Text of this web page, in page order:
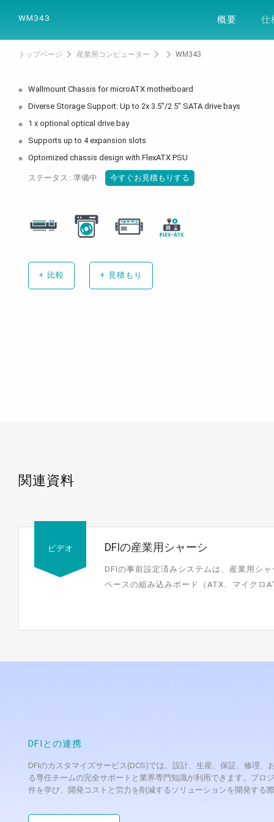
ソリュ
WM343 概要 仕
トップページ 産業用コンピューター WM343
Wallmount Chassis for microATX motherboard
Diverse Storage Support: Up to 2x 3.5"/2.5" SATA drive bays
1 x optional optical drive bay
Supports up to 4 expansion slots
Optomized chassis design with FlexATX PSU
ステータス : 準備中 今すぐお見積もりする
+ 比較 + 見積もり
関連資料
ビデオ DFIの産業用シャーシ
DFIの事前設定済みシステムは、産業用シ
ベースの組み込みボード（ATX、マイクロ
DFIとの連携
DFIのカスタマイズサービス(DCS)では、設計、生産、保証、修理
る専任チームの完全サポートと業界専門知識が利用できます。プロ
件を学び、開発コストと労力を削減するソリューションを開発する